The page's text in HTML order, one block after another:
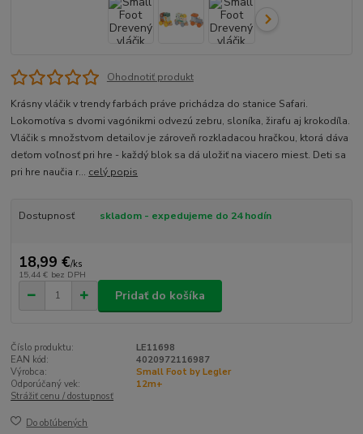
Ohodnotiť produkt
Krásny vláčik v trendy farbách práve prichádza do stanice Safari.
Lokomotíva s dvomi vagónikmi odvezú zebru, sloníka, žirafu aj krokodíla.
Vláčik s množstvom detailov je zároveň rozkladacou hračkou, ktorá dáva
deťom voľnosť pri hre - každý blok sa dá uložiť na viacero miest. Deti sa
pri hre naučia r... celý popis
Dostupnosť skladom - expedujeme do 24 hodín
18,99 €/ks
15,44 € bez DPH
Pridať do košíka
Číslo produktu:
LE11698
EAN kód:
4020972116987
Výrobca:
Small Foot by Legler
Odporúčaný vek:
12m+
Strážiť cenu / dostupnosť
Do obľúbených